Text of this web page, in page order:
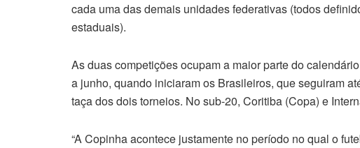
cada uma das demais unidades federativas (todos
estaduais).
As duas competições ocupam a maior parte do
a junho, quando iniciaram os Brasileiros, que seguiram
taça dos dois torneios. No sub-20, Coritiba (Copa) e
“A Copinha acontece justamente no período no qual o